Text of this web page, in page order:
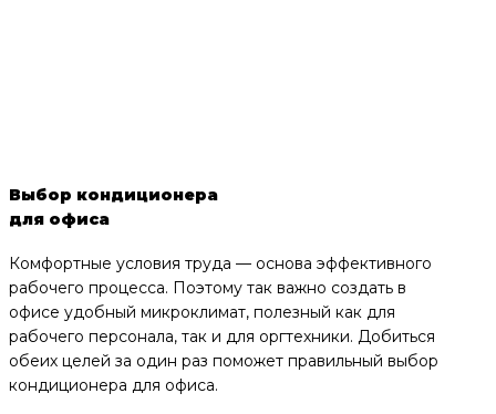
Выбор кондиционера
для офиса
Комфортные условия труда — основа эффективного
рабочего процесса. Поэтому так важно создать в
офисе удобный микроклимат, полезный как для
рабочего персонала, так и для оргтехники. Добиться
обеих целей за один раз поможет правильный выбор
кондиционера для офиса.